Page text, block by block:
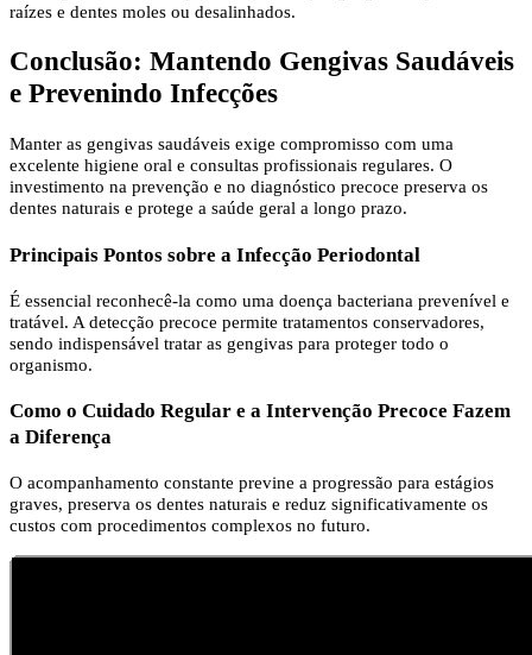
raízes e dentes moles ou desalinhados.
Conclusão: Mantendo Gengivas Saudáveis
e Prevenindo Infecções
Manter as gengivas saudáveis exige compromisso com uma
excelente higiene oral e consultas profissionais regulares. O
investimento na prevenção e no diagnóstico precoce preserva os
dentes naturais e protege a saúde geral a longo prazo.
Principais Pontos sobre a Infecção Periodontal
É essencial reconhecê-la como uma doença bacteriana prevenível e
tratável. A detecção precoce permite tratamentos conservadores,
sendo indispensável tratar as gengivas para proteger todo o
organismo.
Como o Cuidado Regular e a Intervenção Precoce Fazem
a Diferença
O acompanhamento constante previne a progressão para estágios
graves, preserva os dentes naturais e reduz significativamente os
custos com procedimentos complexos no futuro.